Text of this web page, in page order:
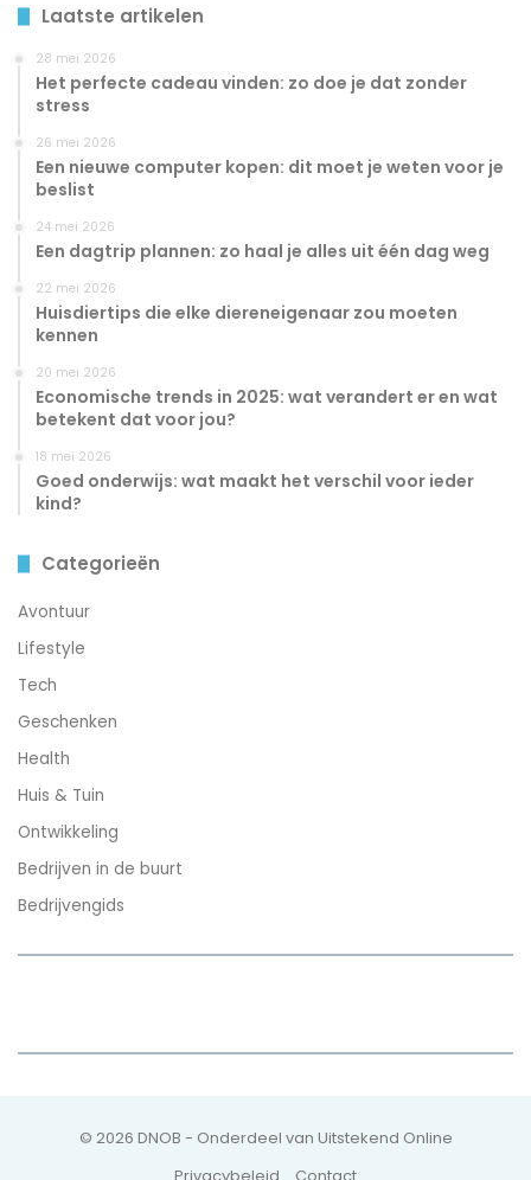
Laatste artikelen
28 mei 2026
Het perfecte cadeau vinden: zo doe je dat zonder
stress
26 mei 2026
Een nieuwe computer kopen: dit moet je weten voor je
beslist
24 mei 2026
Een dagtrip plannen: zo haal je alles uit één dag weg
22 mei 2026
Huisdiertips die elke diereneigenaar zou moeten
kennen
20 mei 2026
Economische trends in 2025: wat verandert er en wat
betekent dat voor jou?
18 mei 2026
Goed onderwijs: wat maakt het verschil voor ieder
kind?
Categorieën
Avontuur
Lifestyle
Tech
Geschenken
Health
Huis & Tuin
Ontwikkeling
Bedrijven in de buurt
Bedrijvengids
© 2026 DNOB - Onderdeel van Uitstekend Online